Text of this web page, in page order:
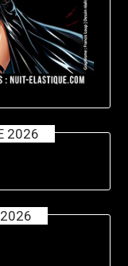
2026
2026